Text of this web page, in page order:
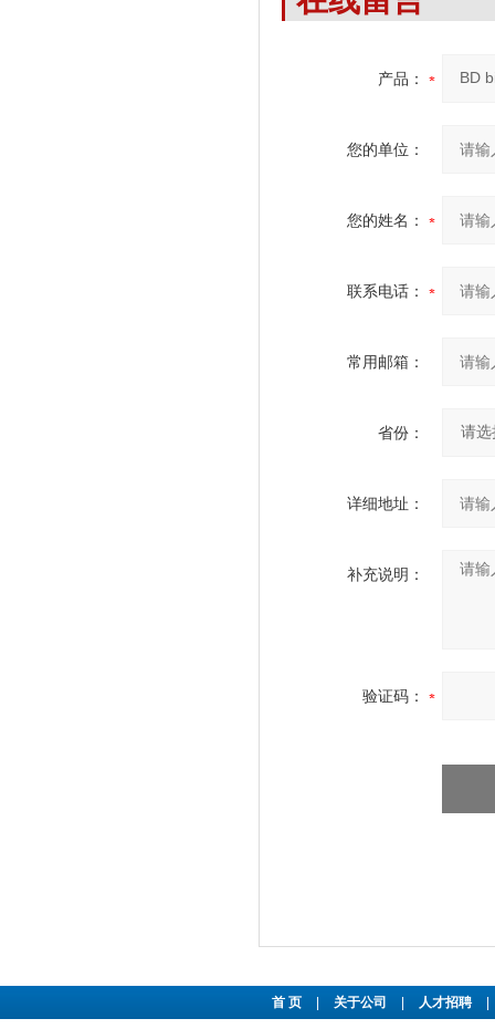
产品：
您的单位：
您的姓名：
联系电话：
常用邮箱：
省份：
详细地址：
补充说明：
验证码：
首 页 关于公司 人才招聘